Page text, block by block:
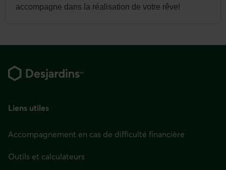
accompagne dans la réalisation de votre rêve!
de
Liens utiles
Accompagnement en cas de difficulté financière
Outils et calculateurs